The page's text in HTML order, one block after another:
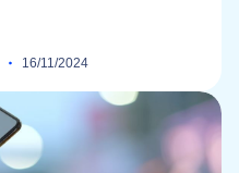
16/11/2024